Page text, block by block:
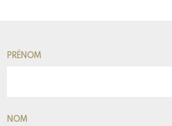
PRÉNOM
NOM